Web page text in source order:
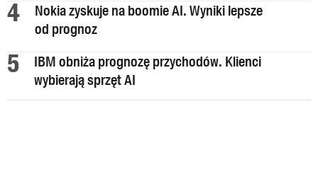
Nokia zyskuje na boomie AI. Wyniki lepsze
od prognoz
IBM obniża prognozę przychodów. Klienci
wybierają sprzęt AI